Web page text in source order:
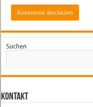
Suchen
Kontakt